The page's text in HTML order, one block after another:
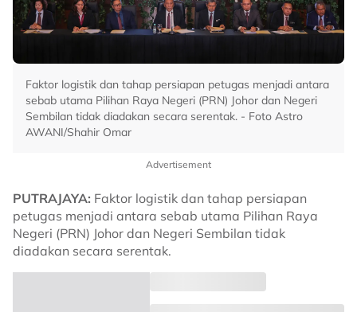
Faktor logistik dan tahap persiapan petugas menjadi antara
sebab utama Pilihan Raya Negeri (PRN) Johor dan Negeri
Sembilan tidak diadakan secara serentak. - Foto Astro
AWANI/Shahir Omar
Advertisement
PUTRAJAYA: Faktor logistik dan tahap persiapan
petugas menjadi antara sebab utama Pilihan Raya
Negeri (PRN) Johor dan Negeri Sembilan tidak
diadakan secara serentak.